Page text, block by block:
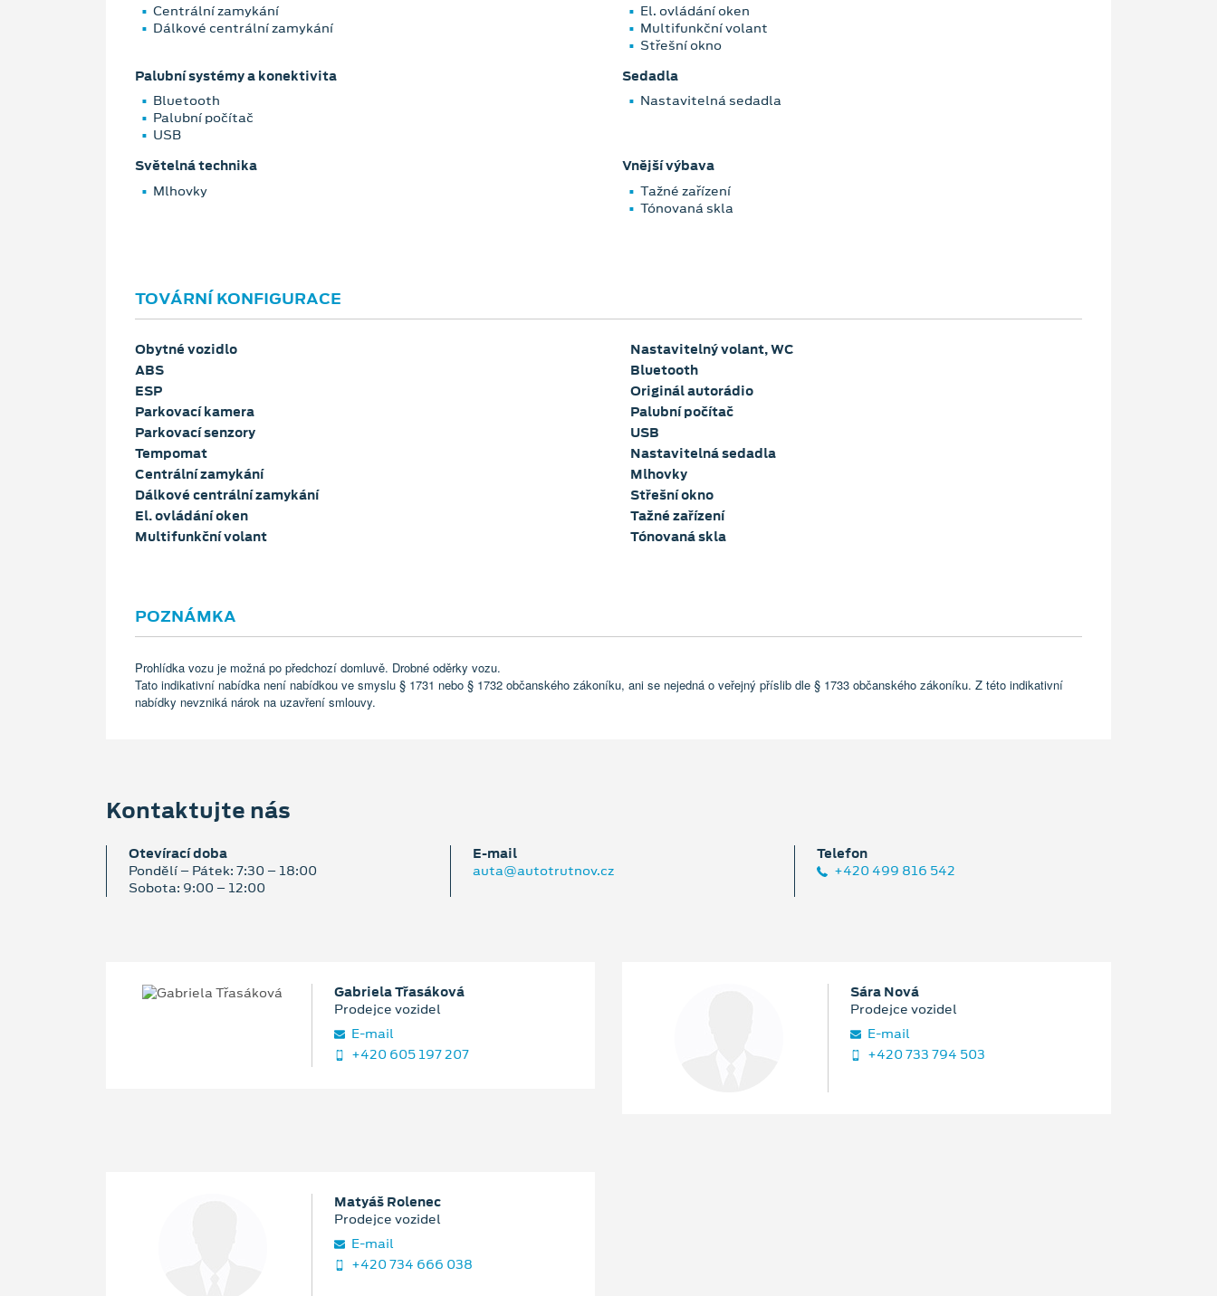
Centrální zamykání
Dálkové centrální zamykání
El. ovládání oken
Multifunkční volant
Střešní okno
Palubní systémy a konektivita
Bluetooth
Palubní počítač
USB
Sedadla
Nastavitelná sedadla
Světelná technika
Mlhovky
Vnější výbava
Tažné zařízení
Tónovaná skla
TOVÁRNÍ KONFIGURACE
Obytné vozidlo
ABS
ESP
Parkovací kamera
Parkovací senzory
Tempomat
Centrální zamykání
Dálkové centrální zamykání
El. ovládání oken
Multifunkční volant
Nastavitelný volant, WC
Bluetooth
Originál autorádio
Palubní počítač
USB
Nastavitelná sedadla
Mlhovky
Střešní okno
Tažné zařízení
Tónovaná skla
POZNÁMKA
Prohlídka vozu je možná po předchozí domluvě. Drobné oděrky vozu.
Tato indikativní nabídka není nabídkou ve smyslu § 1731 nebo § 1732 občanského zákoníku, ani se nejedná o veřejný příslib dle § 1733 občanského zákoníku. Z této indikativní
nabídky nevzniká nárok na uzavření smlouvy.
Kontaktujte nás
Otevírací doba
Pondělí – Pátek: 7:30 – 18:00
Sobota: 9:00 – 12:00
E‑mail
auta@autotrutnov.cz
Telefon
+420 499 816 542
Gabriela Třasáková
Prodejce vozidel
E‑mail
+420 605 197 207
Sára Nová
Prodejce vozidel
E‑mail
+420 733 794 503
Matyáš Rolenec
Prodejce vozidel
E‑mail
+420 734 666 038